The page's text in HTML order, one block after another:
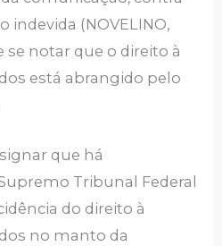
(NOVELINO,
se notar que o direito à
está abrangido pelo
que há
Tribunal Federal
do direito à
no manto da